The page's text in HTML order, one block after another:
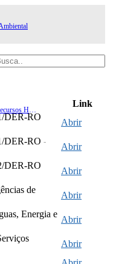
Link
DER-RO
Abrir
DER-RO -
Abrir
DER-RO
Abrir
de
Abrir
Energia e
Abrir
Abrir